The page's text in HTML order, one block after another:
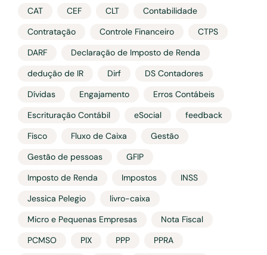
CAT
CEF CLT
Contabilidade
Contratação
Controle Financeiro
CTPS
DARF
Declaração de Imposto de Renda
dedução de IR
Dirf
DS Contadores
Dívidas
Engajamento
Erros Contábeis
Escrituração Contábil
eSocial
feedback
Fisco
Fluxo de Caixa
Gestão
Gestão de pessoas
GFIP
Imposto de Renda
Impostos
INSS
Jessica Pelegio
livro-caixa
Micro e Pequenas Empresas
Nota Fiscal
PCMSO
PIX PPP
PPRA